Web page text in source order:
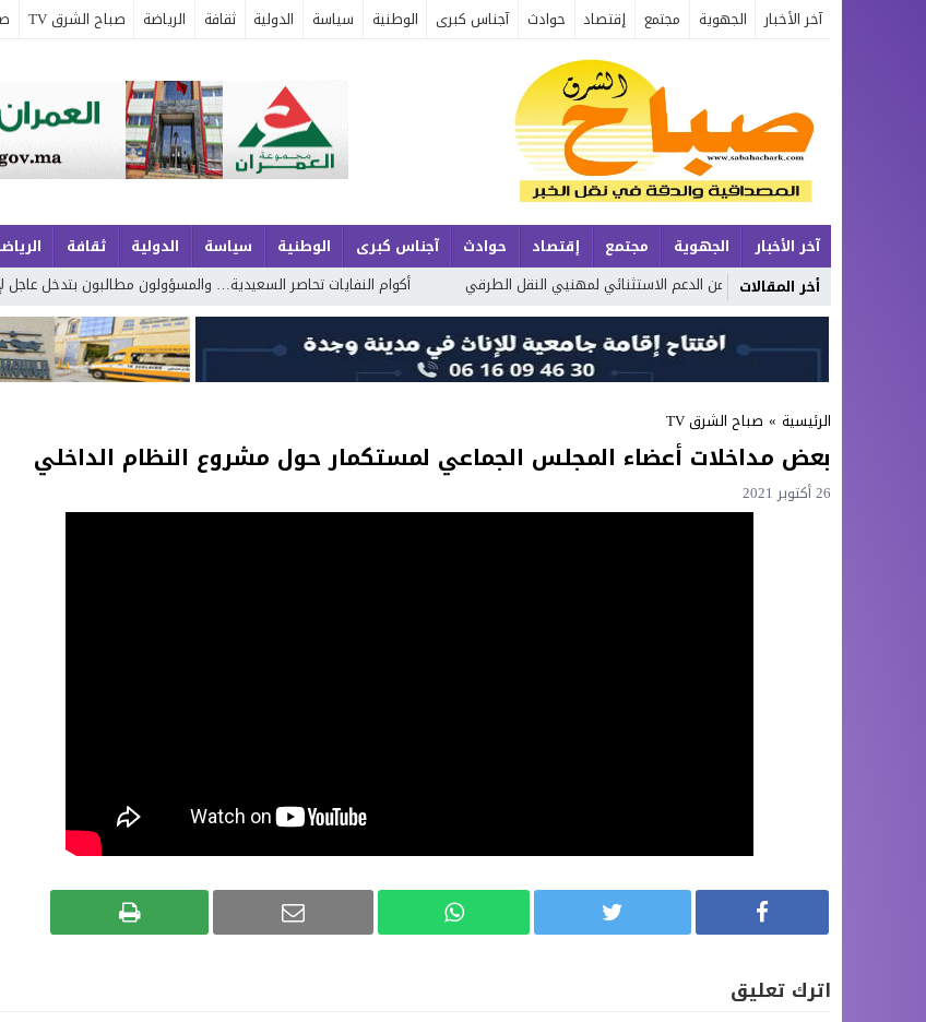
آخر الأخبار الجهوية مجتمع إقتصاد حوادث آجناس كبرى الوطنية سياسة الدولية ثقافة الرياضة صباح الشرق TV
آخر الأخبار الجهوية مجتمع إقتصاد حوادث آجناس كبرى الوطنية سياسة الدولية ثقافة
أخر المقالات
إطلاق حصة إضافية من الدعم الاستثنائي لمهنيي النقل الطرقي أكوام النفايات تحاصر السعيدية… والمسؤولون مطالبون بتدخل عاجل لإنقاذ
الرئيسية » صباح الشرق TV
بعض مداخلات أعضاء المجلس الجماعي لمستكمار حول مشروع النظام الداخلي
26 أكتوبر 2021
اترك تعليق